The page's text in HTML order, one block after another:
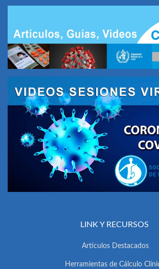
LINK Y RECURSOS
Artículos Destacados
Herramientas de Cálculo